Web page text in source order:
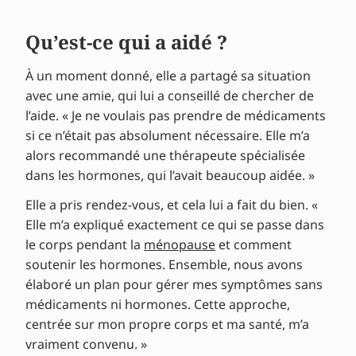
Qu’est-ce qui a aidé ?
À un moment donné, elle a partagé sa situation
avec une amie, qui lui a conseillé de chercher de
l’aide. « Je ne voulais pas prendre de médicaments
si ce n’était pas absolument nécessaire. Elle m’a
alors recommandé une thérapeute spécialisée
dans les hormones, qui l’avait beaucoup aidée. »
Elle a pris rendez-vous, et cela lui a fait du bien. «
Elle m’a expliqué exactement ce qui se passe dans
le corps pendant la ménopause et comment
soutenir les hormones. Ensemble, nous avons
élaboré un plan pour gérer mes symptômes sans
médicaments ni hormones. Cette approche,
centrée sur mon propre corps et ma santé, m’a
vraiment convenu. »